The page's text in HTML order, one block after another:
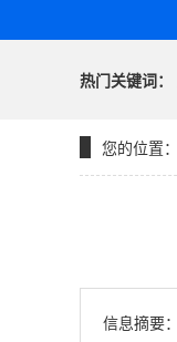
热门关键词：
您的位置：
信息摘要：